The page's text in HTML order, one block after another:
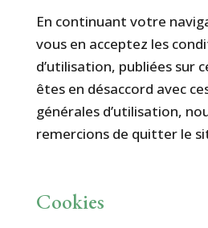
En continuant votre
vous en acceptez les
d’utilisation, publiées sur
êtes en désaccord avec
générales d’utilisation,
remercions de quitter le
Cookies